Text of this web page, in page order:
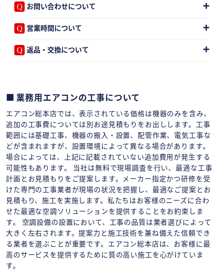
お問い合わせについて
営業時間について
返品・交換について
業務用エアコンの工事について
エアコン総本店では、表示されている価格は機器のみを含み、
追加の工事費については別お途見積もりをお出しします。工事
範囲には基礎工事、機器の搬入・設置、配管作業、電気工事な
どが含まれますが、設置環境によって異なる場合があります。
場合によっては、上記に記載されていない追加費用が発生する
可能性もあります。 当社は無料で現場調査を行い、最適な工事
計画とお見積もりをご提案します。メーカー指定かつ研修を受
けた専門の工事業者が現場の状況を把握し、最適なご提案とお
見積もり、施工を実施します。私たちはお客様のニーズに合わ
せた最適な空調ソリューションを提供することをお約束しま
す。 空調設備の設置において、工事の品質は業者選びによって
大きく左右されます。提案力と施工技術を兼ね備えた信頼でき
る業者を選ぶことが重要です。エアコン総本店は、お客様に最
高のサービスを提供するために質の高い施工を心がけていま
す。